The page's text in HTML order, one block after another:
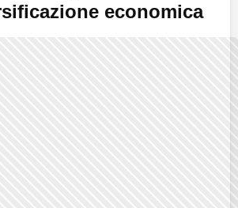
economica